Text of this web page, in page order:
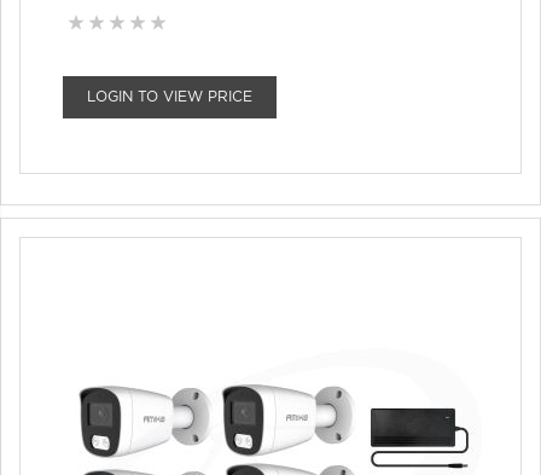
LOGIN TO VIEW PRICE